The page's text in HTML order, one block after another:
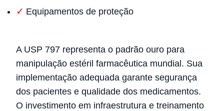
Equipamentos de proteção
A USP 797 representa o padrão ouro para
manipulação estéril farmacêutica mundial. Sua
implementação adequada garante segurança
dos pacientes e qualidade dos medicamentos.
O investimento em infraestrutura e treinamento